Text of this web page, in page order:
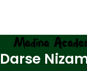
Darse